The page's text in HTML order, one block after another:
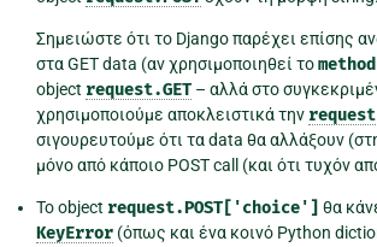
Σημειώστε ότι το Django παρέχει επίσης
στα GET data (αν χρησιμοποιηθεί το
object request.GET – αλλά στο
χρησιμοποιούμε αποκλειστικά την
σιγουρευτούμε ότι τα data θα αλλάξουν
μόνο από κάποιο POST call (και ότι τυχόν
Το object request.POST['choice'] θα
KeyError (όπως και ένα κοινό Python